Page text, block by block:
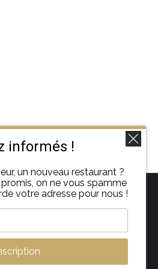
nous sur :
page
Instagram
légales
informés !
un nouveau restaurant ?
on ne vous spamme
votre adresse pour nous !